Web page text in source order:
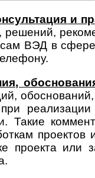
и
реше­ний,
ВЭД в
реализации
Такие
проектов
проекта или